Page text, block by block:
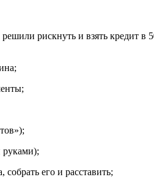
рискнуть и взять кредит
руками);
его и расставить;